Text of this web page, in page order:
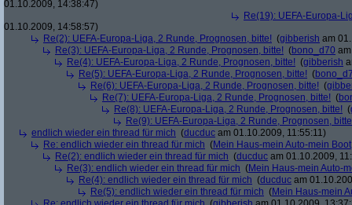
01.10.2009, 14:38:47)
Re(19): UEFA-Europa-
01.10.2009, 14:58:57)
Re(2): UEFA-Europa-Liga, 2 Runde, Prognosen, bitte! (gibberish am
Re(3): UEFA-Europa-Liga, 2 Runde, Prognosen, bitte! (bono_d70
Re(4): UEFA-Europa-Liga, 2 Runde, Prognosen, bitte! (gibberish
Re(5): UEFA-Europa-Liga, 2 Runde, Prognosen, bitte! (
Re(6): UEFA-Europa-Liga, 2 Runde, Prognosen, bitte! (
Re(7): UEFA-Europa-Liga, 2 Runde, Prognosen, bitte! (
Re(8): UEFA-Europa-Liga, 2 Runde, Prognosen, bitte! (
Re(9): UEFA-Europa-Liga, 2 Runde, Prognosen,
endlich wieder ein thread für mich (ducduc am 01.10.2009, 11:55:11)
Re: endlich wieder ein thread für mich (Mein Haus-mein Auto-mein Boot
Re(2): endlich wieder ein thread für mich (ducduc am 01.10.2009,
Re(3): endlich wieder ein thread für mich (Mein Haus-mein Auto-
Re(4): endlich wieder ein thread für mich (ducduc am
Re(5): endlich wieder ein thread für mich (Mein Haus-mein